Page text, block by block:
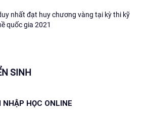
nhất đạt huy chương vàng tại kỳ thi kỹ
quốc gia 2021
SINH
NHẬP HỌC ONLINE